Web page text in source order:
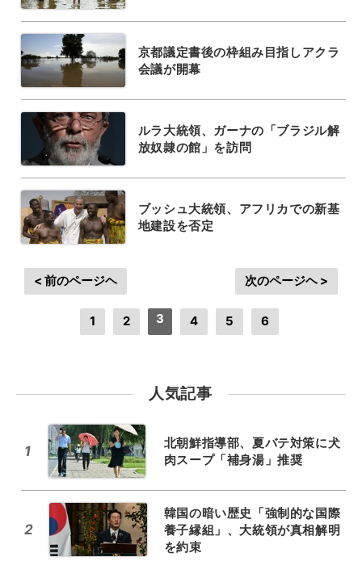
京都議定書後の枠組み目指しアクラ
会議が開幕
ルラ大統領、ガーナの「ブラジル解
放奴隷の館」を訪問
ブッシュ大統領、アフリカでの新基
地建設を否定
< 前のページヘ
1 2 3 4 5 6
次のページヘ >
人気記事
1
北朝鮮指導部、夏バテ対策に犬
肉スープ「補身湯」推奨
2
韓国の暗い歴史「強制的な国際
養子縁組」、大統領が真相解明
を約束